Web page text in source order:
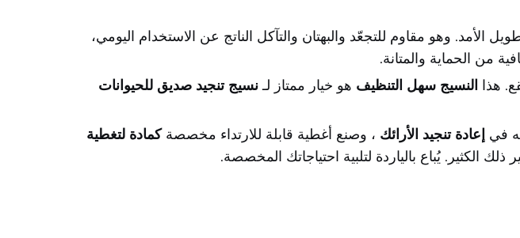
ليكون متينًا وطويل الأمد. وهو مقاوم للتجعّد والبهتان والتآكل الناتج عن الاستخدام اليومي،
من الحماية والمتانة.
هذا النسيج سهل التنظيف هو خيار ممتاز لـنسيج تنجيد صديق للحيوانات
في إعادة تنجيد الأرائك ، وصنع أغطية قابلة للارتداء مخصصةكمادة لتغطية
ذلك الكثير. يُباع بالياردة لتلبية احتياجاتك المخصصة.